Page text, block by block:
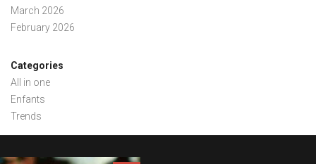
March 2026
February 2026
Categories
All in one
Enfants
Trends